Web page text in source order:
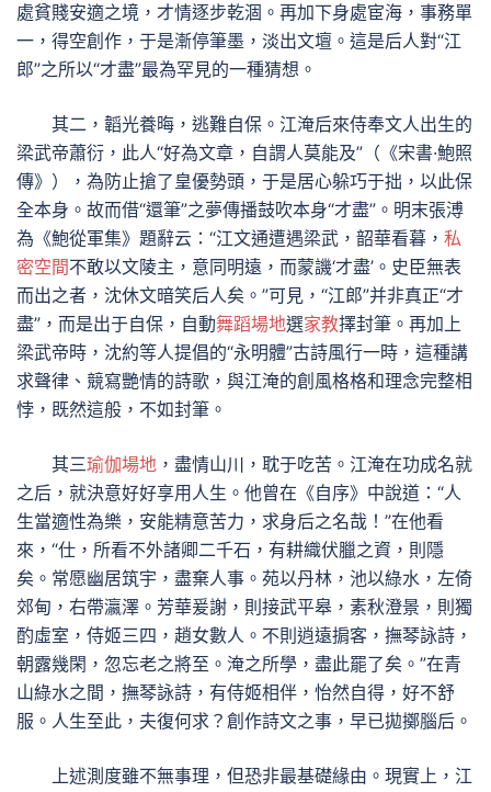
處貧賤安適之境，才情逐步乾涸。再加下身處宦海，事務單
一，得空創作，于是漸停筆墨，淡出文壇。這是后人對“江
郎”之所以“才盡”最為罕見的一種猜想。
其二，韜光養晦，逃難自保。江淹后來侍奉文人出生的
梁武帝蕭衍，此人“好為文章，自謂人莫能及”（《宋書·鮑照
傳》），為防止搶了皇優勢頭，于是居心躲巧于拙，以此保
全本身。故而借“還筆”之夢傳播鼓吹本身“才盡”。明末張溥
為《鮑從軍集》題辭云：“江文通遭遇梁武，韶華看暮， 私
密空間不敢以文陵主，意同明遠，而蒙譏‘才盡’。史臣無表
而出之者，沈休文暗笑后人矣。”可見，“江郎”并非真正“才
盡”，而是出于自保，自動舞蹈場地選家教擇封筆。再加上
梁武帝時，沈約等人提倡的“永明體”古詩風行一時，這種講
求聲律、競寫艷情的詩歌，與江淹的創風格格和理念完整相
悖，既然這般，不如封筆。
其三瑜伽場地 ，盡情山川，耽于吃苦。江淹在功成名就
之后，就決意好好享用人生。他曾在《自序》中說道：“人
生當適性為樂，安能精意苦力，求身后之名哉！”在他看
來，“仕，所看不外諸卿二千石，有耕織伏臘之資，則隱
矣。常愿幽居筑宇，盡棄人事。苑以丹林，池以綠水，左倚
郊甸，右帶瀛澤。芳華爰謝，則接武平皋，素秋澄景，則獨
酌虛室，侍姬三四，趙女數人。不則逍遠掮客，撫琴詠詩，
朝露幾閑，忽忘老之將至。淹之所學，盡此罷了矣。”在青
山綠水之間，撫琴詠詩，有侍姬相伴，怡然自得，好不舒
服。人生至此，夫復何求？創作詩文之事，早已拋擲腦后。
上述測度雖不無事理，但恐非最基礎緣由。現實上，江